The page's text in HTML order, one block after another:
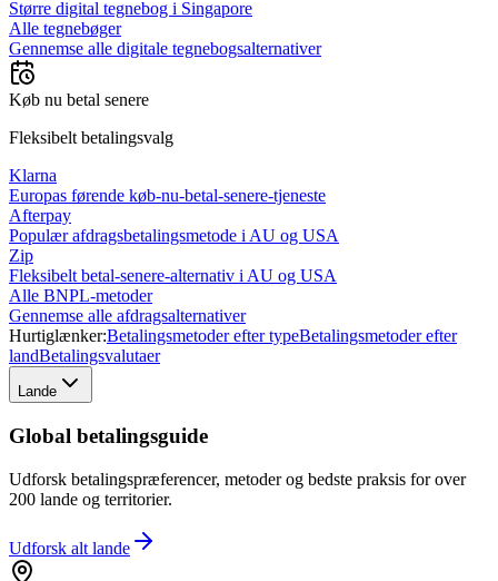
Større digital tegnebog i Singapore
Alle tegnebøger
Gennemse alle digitale tegnebogsalternativer
Køb nu betal senere
Fleksibelt betalingsvalg
Klarna
Europas førende køb-nu-betal-senere-tjeneste
Afterpay
Populær afdragsbetalingsmetode i AU og USA
Zip
Fleksibelt betal-senere-alternativ i AU og USA
Alle BNPL-metoder
Gennemse alle afdragsalternativer
Hurtiglænker:Betalingsmetoder efter typeBetalingsmetoder efter
landBetalingsvalutaer
Lande
Global betalingsguide
Udforsk betalingspræferencer, metoder og bedste praksis for over
200 lande og territorier.
Udforsk alt lande